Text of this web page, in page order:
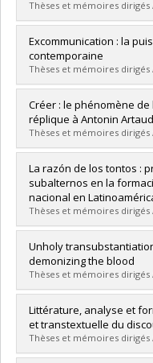
Diplôme obtenu :M.A.
Lien vers le document
Thèses et mémoires dirigés
Diplômé(e) :
Cycle :Doctorat
Diplôme obtenu :Ph. D.
Lien vers le document
Excommunication : la
contemporaine
Thèses et mémoires dirigés
Diplômé(e) :Poulin,
Cycle :Doctorat
Diplôme obtenu :Ph. D.
Lien vers le document
Créer : le phénomène
réplique à Antonin Artaud
Thèses et mémoires dirigés
Diplômé(e) :Marceau-
Cycle :Maîtrise
Diplôme obtenu :M.A.
Lien vers le document
La razón de los tontos :
subalternos en la
nacional en
Thèses et mémoires dirigés
Diplômé(e) :
Cycle :Doctorat
Diplôme obtenu :Ph. D.
Lien vers le document
Unholy
demonizing the blood
Thèses et mémoires dirigés
Diplômé(e) :LaPerrière,
Cycle :Doctorat
Diplôme obtenu :Ph. D.
Lien vers le document
Littérature, analyse et
et transtextuelle du
Thèses et mémoires dirigés